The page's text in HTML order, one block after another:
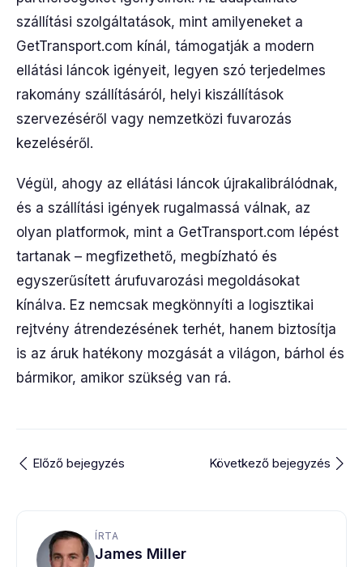
szállítási szolgáltatások, mint amilyeneket a
GetTransport.com kínál, támogatják a modern
ellátási láncok igényeit, legyen szó terjedelmes
rakomány szállításáról, helyi kiszállítások
szervezéséről vagy nemzetközi fuvarozás
kezeléséről.
Végül, ahogy az ellátási láncok újrakalibrálódnak,
és a szállítási igények rugalmassá válnak, az
olyan platformok, mint a GetTransport.com lépést
tartanak – megfizethető, megbízható és
egyszerűsített árufuvarozási megoldásokat
kínálva. Ez nemcsak megkönnyíti a logisztikai
rejtvény átrendezésének terhét, hanem biztosítja
is az áruk hatékony mozgását a világon, bárhol és
bármikor, amikor szükség van rá.
Előző bejegyzés Következő bejegyzés
ÍRTA
James Miller